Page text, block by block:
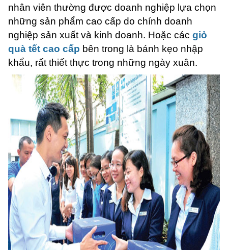
nhân viên thường được doanh nghiệp lựa chọn
những sản phẩm cao cấp do chính doanh
nghiệp sản xuất và kinh doanh. Hoặc các giỏ
quà tết cao cấp bên trong là bánh kẹo nhập
khẩu, rất thiết thực trong những ngày xuân.